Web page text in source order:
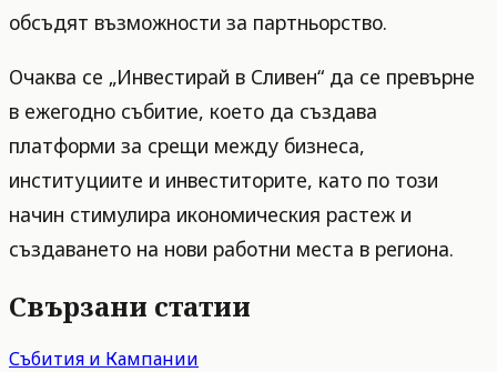
обсъдят възможности за партньорство.
Очаква се „Инвестирай в Сливен“ да се превърне
в ежегодно събитие, което да създава
платформи за срещи между бизнеса,
институциите и инвеститорите, като по този
начин стимулира икономическия растеж и
създаването на нови работни места в региона.
Свързани статии
Събития и Кампании